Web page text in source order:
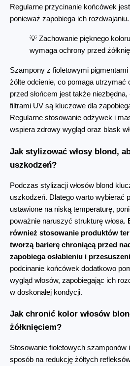
Regularne przycinanie końcówek
ponieważ zapobiega ich rozdwajaniu.
💡 Zachowanie pięknego
wymaga ochrony przed
Szampony z fioletowymi
żółte odcienie, co pomaga utrzymać
przed słońcem jest także
filtrami UV są kluczowe dla
Regularne stosowanie odżywek i
wspiera zdrowy wygląd oraz blask
Jak stylizować włosy blond,
uszkodzeń?
Podczas stylizacji włosów blond
uszkodzeń. Dlatego warto wybierać
ustawione na niską temperaturę,
poważnie naruszyć strukturę włosa.
również stosowanie produktów
tworzą barierę chroniącą przed
zapobiega osłabieniu i
podcinanie końcówek dodatkowo
wygląd włosów, zapobiegając ich
w doskonałej kondycji.
Jak chronić kolor włosów
żółknięciem?
Stosowanie fioletowych
sposób na redukcję żółtych